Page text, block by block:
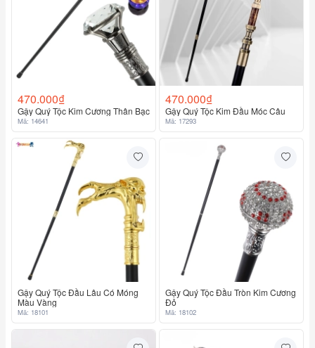
470.000₫
Gậy Quý Tộc Kim Cương Thân Bạc
Mã: 14641
470.000₫
Gậy Quý Tộc Kim Đầu Móc Câu
Mã: 17293
Gậy Quý Tộc Đầu Lâu Có Móng
Màu Vàng
Mã: 18101
Gậy Quý Tộc Đầu Tròn Kim Cương
Đỏ
Mã: 18102